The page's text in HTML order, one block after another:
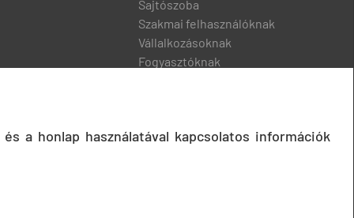
Sajtószoba
Szakmai felhasználóknak
Vállalkozásoknak
Fogyasztóknak
a honlap használatával kapcsolatos információk